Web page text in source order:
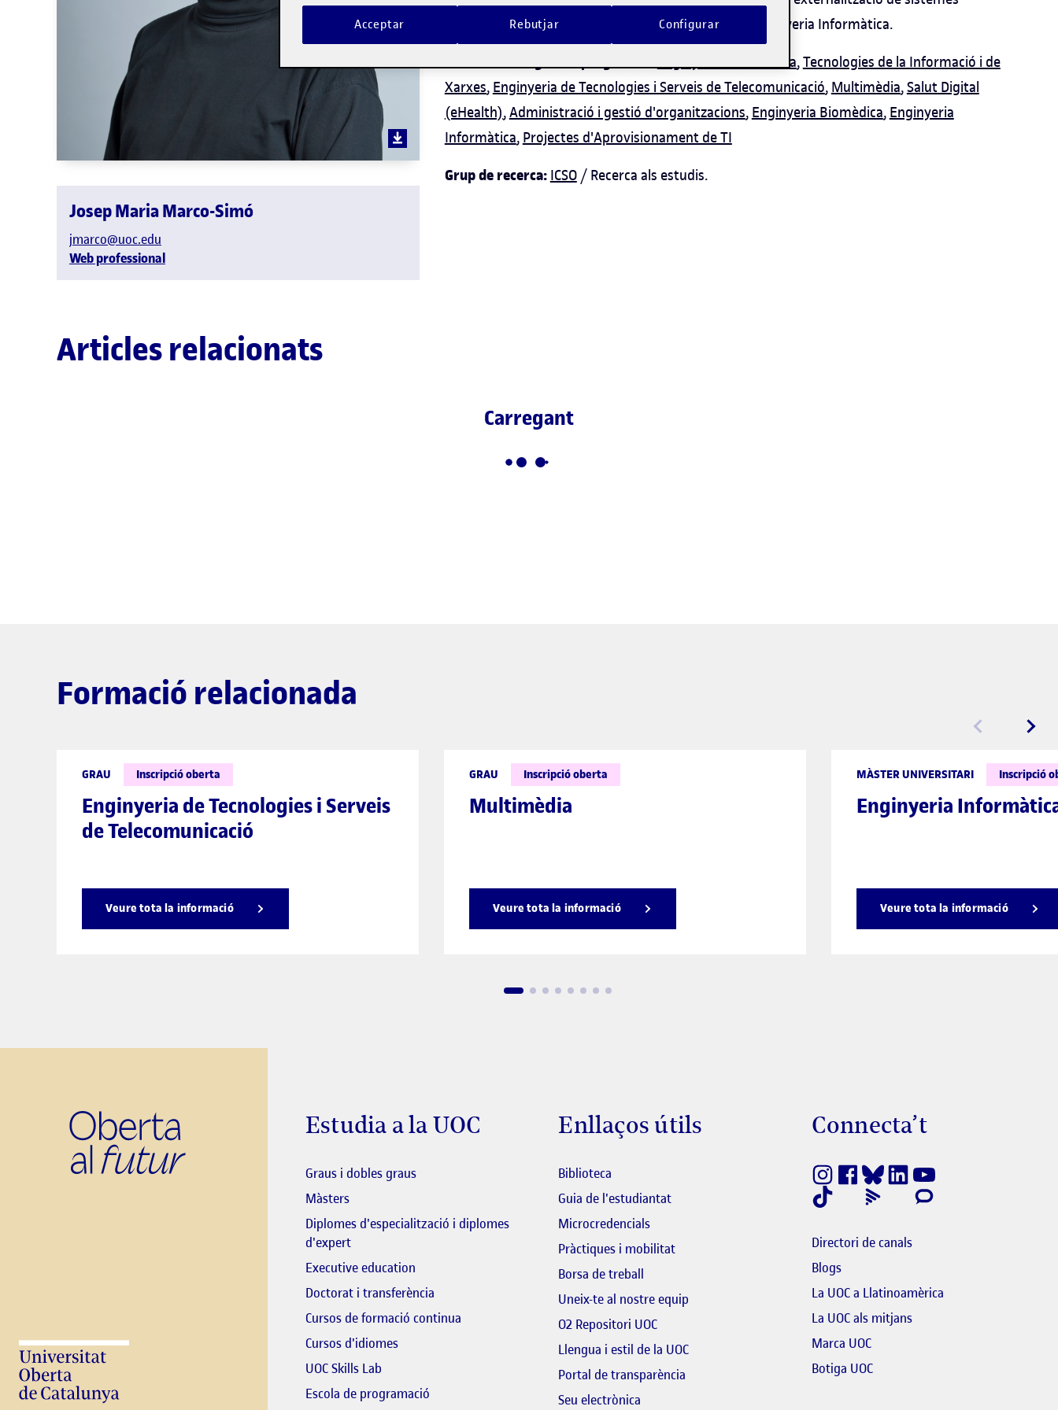
Josep Maria Marco-Simó
jmarco@uoc.edu
Web professional
d'informació i innovació curricular en els estudis d'Enginyeria Informàtica.
Docent dels següents programes: Enginyeria Informàtica,Tecnologies de la Informació i de
Xarxes, Enginyeria de Tecnologies i Serveis de Telecomunicació, Multimèdia,Salut Digital
(eHealth),Administració i gestió d'organitzacions, Enginyeria Biomèdica, Enginyeria
Informàtica, Projectes d'Aprovisionament de TI
Grup de recerca: ICSO/ Recerca als estudis.
Articles relacionats
Carregant
Formació relacionada
GRAU Inscripció oberta
Enginyeria de Tecnologies i Serveis
de Telecomunicació
Veure tota la informació
GRAU Inscripció oberta
Multimèdia
Veure tota la informació
MÀSTER UNIVERSITARI Inscripció
Enginyeria
Veure tota la informació
Estudia a la UOC
Graus i dobles graus
Màsters
Diplomes d'especialització i diplomes
d'expert
Executive education
Doctorat i transferència
Cursos de formació continua
Cursos d'idiomes
UOC Skills Lab
Escola de programació
Enllaços útils
Biblioteca
Guia de l'estudiantatEl link s'obre en finestra nova
Microcredencials
Pràctiques i mobilitat
Borsa de treball
Uneix-te al nostre equip El link s'obre en finestra nova
O2 Repositori UOCEl link s'obre en finestra nova
Llengua i estil de la UOC
Portal de transparència El link s'obre en finestra nova
Seu electrònica
Connecta’t
Directori de canals
Blogs
La UOC a Llatinoamèrica
La UOC als mitjansEl link s'obre en finestra
Marca UOC
Botiga UOCEl link s'obre en finestra nova
Rebutjar
Acceptar Configurar